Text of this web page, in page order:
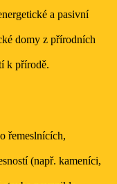
a pasivní
domy z přírodních
k přírodě.
řemeslnících,
(např. kameníci,